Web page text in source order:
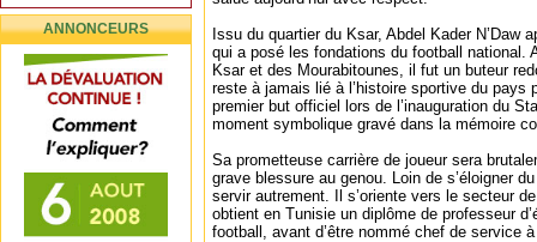
ANNONCEURS
Issu du quartier du Ksar, Abdel Kader N’Daw
qui a posé les fondations du football national.
Ksar et des Mourabitounes, il fut un buteur
reste à jamais lié à l’histoire sportive du pays
premier but officiel lors de l’inauguration du
moment symbolique gravé dans la mémoire
Sa prometteuse carrière de joueur sera
grave blessure au genou. Loin de s’éloigner
servir autrement. Il s’oriente vers le secteur
obtient en Tunisie un diplôme de professeur
football, avant d’être nommé chef de service